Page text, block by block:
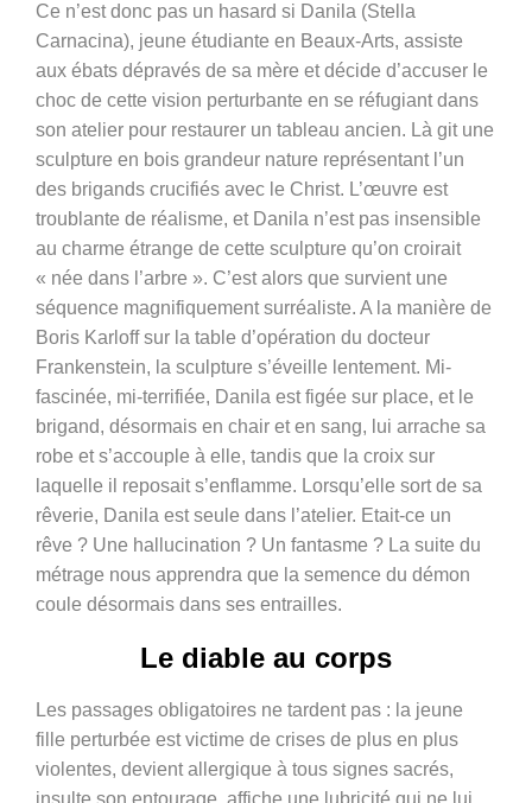
Ce n’est donc pas un hasard si Danila (Stella
Carnacina), jeune étudiante en Beaux-Arts, assiste
aux ébats dépravés de sa mère et décide d’accuser le
choc de cette vision perturbante en se réfugiant dans
son atelier pour restaurer un tableau ancien. Là git une
sculpture en bois grandeur nature représentant l’un
des brigands crucifiés avec le Christ. L’œuvre est
troublante de réalisme, et Danila n’est pas insensible
au charme étrange de cette sculpture qu’on croirait
« née dans l’arbre ». C’est alors que survient une
séquence magnifiquement surréaliste. A la manière de
Boris Karloff sur la table d’opération du docteur
Frankenstein, la sculpture s’éveille lentement. Mi-
fascinée, mi-terrifiée, Danila est figée sur place, et le
brigand, désormais en chair et en sang, lui arrache sa
robe et s’accouple à elle, tandis que la croix sur
laquelle il reposait s’enflamme. Lorsqu’elle sort de sa
rêverie, Danila est seule dans l’atelier. Etait-ce un
rêve ? Une hallucination ? Un fantasme ? La suite du
métrage nous apprendra que la semence du démon
coule désormais dans ses entrailles.
Le diable au corps
Les passages obligatoires ne tardent pas : la jeune
fille perturbée est victime de crises de plus en plus
violentes, devient allergique à tous signes sacrés,